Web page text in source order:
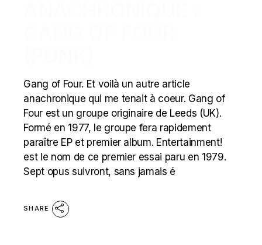
Gang of Four. Et voilà un autre article
anachronique qui me tenait à coeur. Gang of
Four est un groupe originaire de Leeds (UK).
Formé en 1977, le groupe fera rapidement
paraître EP et premier album. Entertainment!
est le nom de ce premier essai paru en 1979.
Sept opus suivront, sans jamais é
SHARE